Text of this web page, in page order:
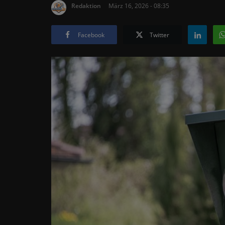
Redaktion März 16, 2026 - 08:35
Facebook Twitter